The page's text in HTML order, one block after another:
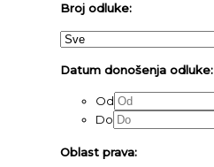
Broj odluke:
Datum donošenja odluke:
Od
Do
Oblast prava: